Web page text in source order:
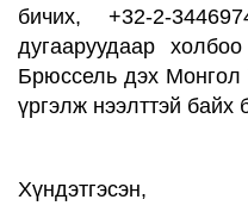
бичих, +32-2-
дугааруудаар
Брюссель дэх
үргэлж нээлттэй байх
Хүндэтгэсэн,